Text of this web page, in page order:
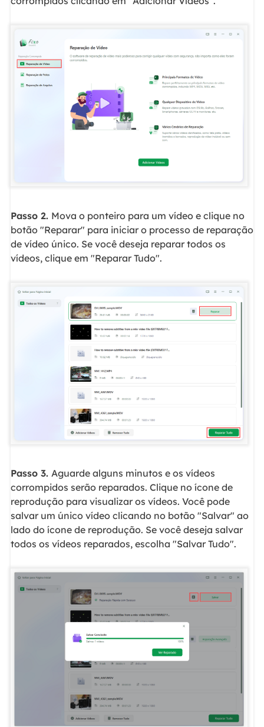
Passo 2. Mova o ponteiro para um vídeo e clique no
botão "Reparar" para iniciar o processo de reparação
de vídeo único. Se você deseja reparar todos os
vídeos, clique em "Reparar Tudo".
Passo 3. Aguarde alguns minutos e os vídeos
corrompidos serão reparados. Clique no ícone de
reprodução para visualizar os vídeos. Você pode
salvar um único vídeo clicando no botão "Salvar" ao
lado do ícone de reprodução. Se você deseja salvar
todos os vídeos reparados, escolha "Salvar Tudo".